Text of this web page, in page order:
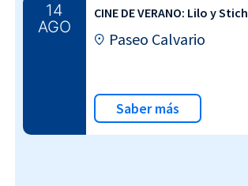
14
AGO
CINE DE VERANO: Lilo y Stich
Paseo Calvario
Saber más